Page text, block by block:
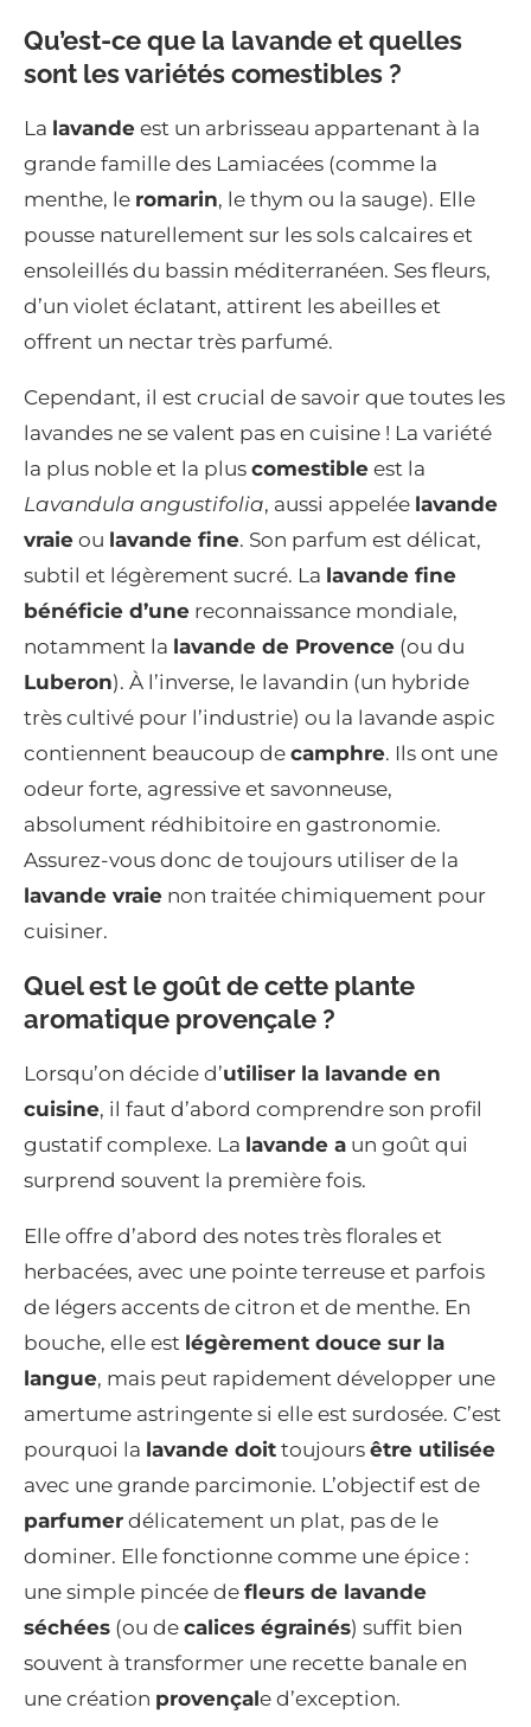
Qu’est-ce que la lavande et quelles
sont les variétés comestibles ?
La lavande est un arbrisseau appartenant à la
grande famille des Lamiacées (comme la
menthe, le romarin, le thym ou la sauge). Elle
pousse naturellement sur les sols calcaires et
ensoleillés du bassin méditerranéen. Ses fleurs,
d’un violet éclatant, attirent les abeilles et
offrent un nectar très parfumé.
Cependant, il est crucial de savoir que toutes les
lavandes ne se valent pas en cuisine ! La variété
la plus noble et la plus comestible est la
Lavandula angustifolia, aussi appelée lavande
vraie ou lavande fine. Son parfum est délicat,
subtil et légèrement sucré. La lavande fine
bénéficie d’une reconnaissance mondiale,
notamment la lavande de Provence (ou du
Luberon). À l’inverse, le lavandin (un hybride
très cultivé pour l’industrie) ou la lavande aspic
contiennent beaucoup de camphre. Ils ont une
odeur forte, agressive et savonneuse,
absolument rédhibitoire en gastronomie.
Assurez-vous donc de toujours utiliser de la
lavande vraie non traitée chimiquement pour
cuisiner.
Quel est le goût de cette plante
aromatique provençale ?
Lorsqu’on décide d’utiliser la lavande en
cuisine, il faut d’abord comprendre son profil
gustatif complexe. La lavande a un goût qui
surprend souvent la première fois.
Elle offre d’abord des notes très florales et
herbacées, avec une pointe terreuse et parfois
de légers accents de citron et de menthe. En
bouche, elle est légèrement douce sur la
langue, mais peut rapidement développer une
amertume astringente si elle est surdosée. C’est
pourquoi la lavande doit toujours être utilisée
avec une grande parcimonie. L’objectif est de
parfumer délicatement un plat, pas de le
dominer. Elle fonctionne comme une épice :
une simple pincée de fleurs de lavande
séchées (ou de calices égrainés) suffit bien
souvent à transformer une recette banale en
une création provençale d’exception.